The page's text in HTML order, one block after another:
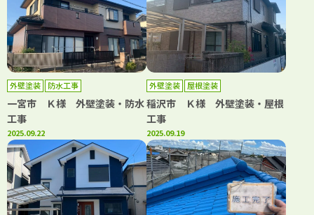
外壁塗装 防水工事
一宮市 Ｋ様 外壁塗装・防水
工事
2025.09.22
外壁塗装 屋根塗装
稲沢市 Ｋ様 外壁塗装・屋根
工事
2025.09.19